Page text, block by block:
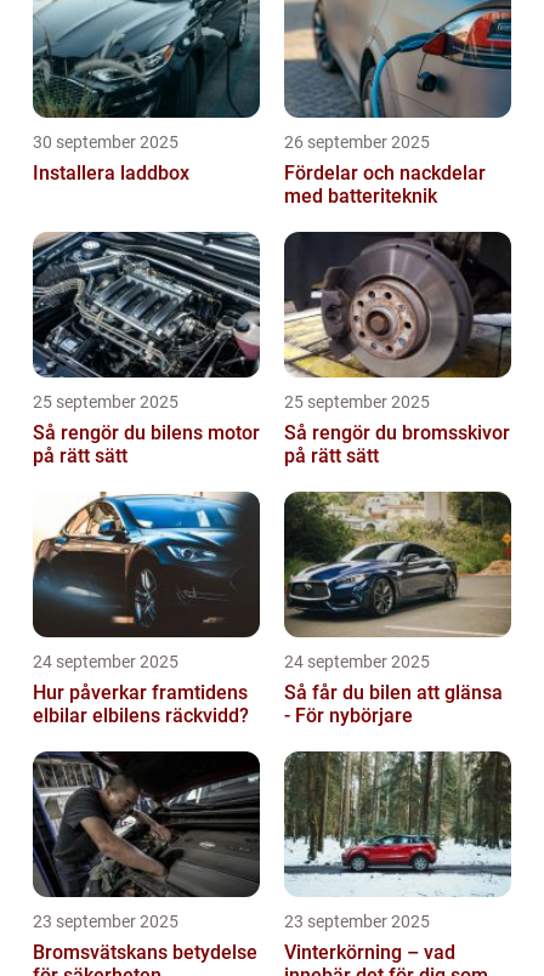
30 september 2025
Installera laddbox
26 september 2025
Fördelar och nackdelar
med batteriteknik
25 september 2025
Så rengör du bilens motor
på rätt sätt
25 september 2025
Så rengör du bromsskivor
på rätt sätt
24 september 2025
Hur påverkar framtidens
elbilar elbilens räckvidd?
24 september 2025
Så får du bilen att glänsa
- För nybörjare
23 september 2025
Bromsvätskans betydelse
23 september 2025
Vinterkörning – vad